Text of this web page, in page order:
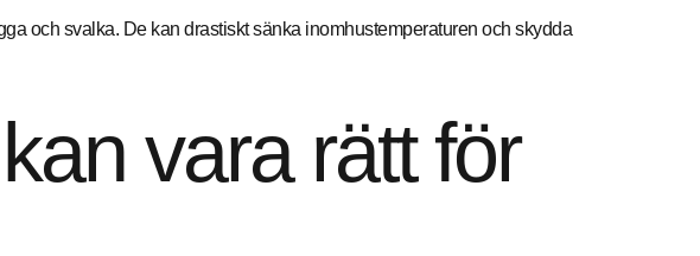
och svalka. De kan drastiskt sänka inomhustemperaturen och skydda
vara rätt för